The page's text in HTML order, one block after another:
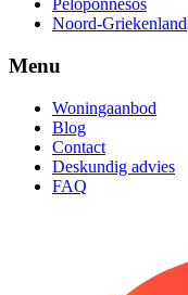
Peloponnesos
Noord-Griekenland
Menu
Woningaanbod
Blog
Contact
Deskundig advies
FAQ